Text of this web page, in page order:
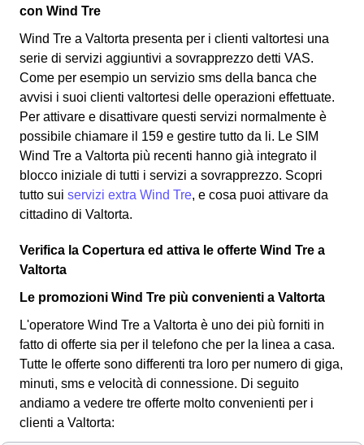
con Wind Tre
Wind Tre a Valtorta presenta per i clienti valtortesi una
serie di servizi aggiuntivi a sovrapprezzo detti VAS.
Come per esempio un servizio sms della banca che
avvisi i suoi clienti valtortesi delle operazioni effettuate.
Per attivare e disattivare questi servizi normalmente è
possibile chiamare il 159 e gestire tutto da li. Le SIM
Wind Tre a Valtorta più recenti hanno già integrato il
blocco iniziale di tutti i servizi a sovrapprezzo. Scopri
tutto sui servizi extra Wind Tre, e cosa puoi attivare da
cittadino di Valtorta.
Verifica la Copertura ed attiva le offerte Wind Tre a
Valtorta
Le promozioni Wind Tre più convenienti a Valtorta
L'operatore Wind Tre a Valtorta è uno dei più forniti in
fatto di offerte sia per il telefono che per la linea a casa.
Tutte le offerte sono differenti tra loro per numero di giga,
minuti, sms e velocità di connessione. Di seguito
andiamo a vedere tre offerte molto convenienti per i
clienti a Valtorta: